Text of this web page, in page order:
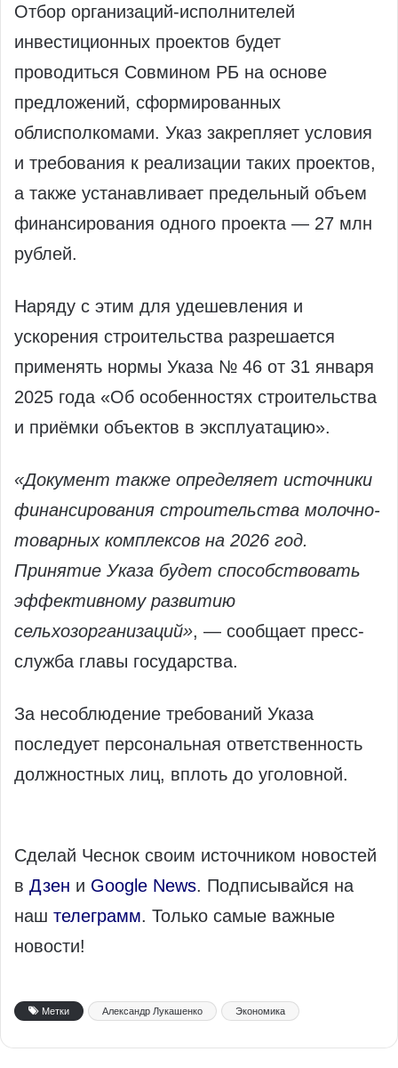
Отбор организаций‑исполнителей
инвестиционных проектов будет
проводиться Совмином РБ на основе
предложений, сформированных
облисполкомами. Указ закрепляет условия
и требования к реализации таких проектов,
а также устанавливает предельный объем
финансирования одного проекта — 27 млн
рублей.
Наряду с этим для удешевления и
ускорения строительства разрешается
применять нормы Указа № 46 от 31 января
2025 года «Об особенностях строительства
и приёмки объектов в эксплуатацию».
«Документ также определяет источники
финансирования строительства молочно-
товарных комплексов на 2026 год.
Принятие Указа будет способствовать
эффективному развитию
сельхозорганизаций», — сообщает пресс-
служба главы государства.
За несоблюдение требований Указа
последует персональная ответственность
должностных лиц, вплоть до уголовной.
Сделай Чеснок своим источником новостей
в Дзен и Google News. Подписывайся на
наш телеграмм. Только самые важные
новости!
Метки Александр Лукашенко Экономика